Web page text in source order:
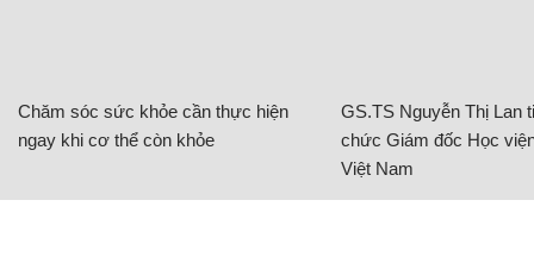
Chăm sóc sức khỏe cần thực hiện
ngay khi cơ thể còn khỏe
GS.TS Nguyễn Thị Lan
chức Giám đốc Học
Việt Nam